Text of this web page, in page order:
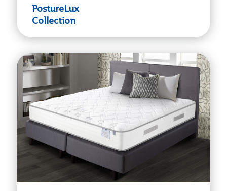
PostureLux
Collection